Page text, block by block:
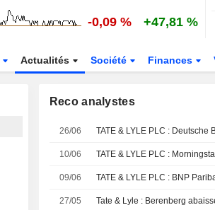
-0,09 % +47,81 %
Actualités Société Finances
Reco analystes
26/06 TATE & LYLE PLC : Deutsche
10/06 TATE & LYLE PLC :
09/06 TATE & LYLE PLC : BNP
27/05